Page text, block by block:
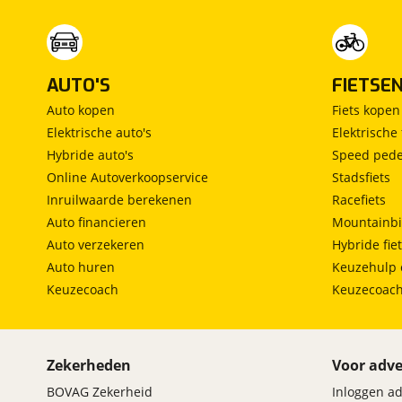
AUTO'S
Auto kopen
Elektrische auto's
Hybride auto's
Online Autoverkoopservice
Inruilwaarde berekenen
Auto financieren
Auto verzekeren
Auto huren
Keuzecoach
FIETSEN
Fiets kopen
Elektrische
Speed
Stadsfiets
Racefiets
Hybride
Keuzehulp
Keuzecoach
Zekerheden
BOVAG Zekerheid
Voor
Inloggen